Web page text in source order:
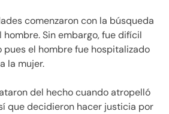
comenzaron con la búsqueda
Sin embargo, fue difícil
el hombre fue hospitalizado
la mujer.
del hecho cuando atropelló
que decidieron hacer justicia por